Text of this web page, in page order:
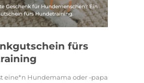
Geschenk für Hundemenschen? Ein
fürs Hundetraining.
fürs
eine*n Hundemama oder -papa